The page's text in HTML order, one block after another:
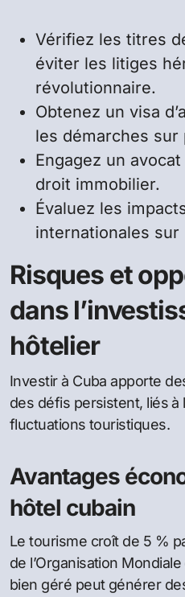
Vérifiez les titres
éviter les litiges
révolutionnaire.
Obtenez un visa
les démarches sur
Engagez un
droit immobilier.
Évaluez les
internationales
Risques et
dans
hôtelier
Investir à Cuba apporte
des défis persistent, liés à
fluctuations touristiques.
Avantages
hôtel cubain
Le tourisme croît de 5 %
de l’Organisation
bien géré peut générer